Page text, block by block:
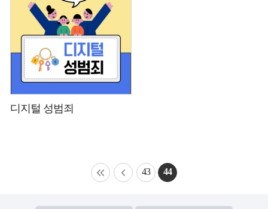
디지털 성범죄
43 44